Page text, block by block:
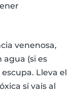
venenosa,
agua (si es
Lleva el
si vais al